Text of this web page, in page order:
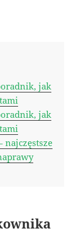
jak
jak
najczęstsze